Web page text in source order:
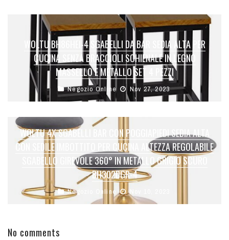
WOLTU BH86HEI-4 SGABELLI DA BAR SEDIA ALTA PER
CUCINA SENZA BRACCIOLI SCHIENALE IN LEGNO
MASSELLO E METALLO SET 4 PEZZI
Negozio Online Nov 27, 2023
WOLTU 4X SGABELLI BAR CON POGGIAPIEDI SEDIA ALTA
CON SEDILE IMBOTTITO PER CUCINA ALTEZZA REGOLABILE
SGABELLO GIREVOLE 360° IN METALLO GRIGIO SCURO
BH302DGR-4
Negozio Online Nov 10, 2023
No comments